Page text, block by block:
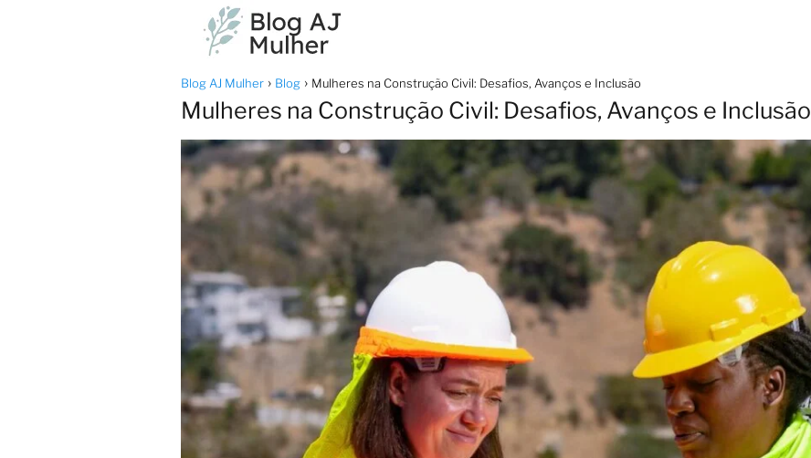
Blog AJ Mulher Blog Mulheres na Construção Civil: Desafios, Avanços e Inclusão
Mulheres na Construção Civil: Desafios, Avanços e Inclusão